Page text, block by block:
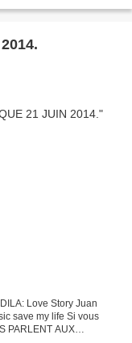
Love Story Juan
save my life Si vous
PARLENT AUX